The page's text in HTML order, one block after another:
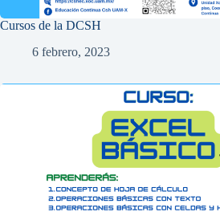
Cursos de la DCSH
6 febrero, 2023